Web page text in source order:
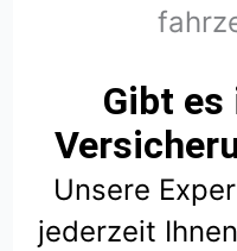
Gibt
Unsere
jederzeit